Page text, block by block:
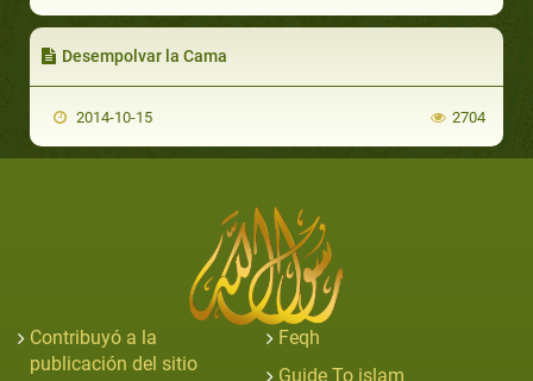
Desempolvar la Cama
2014-10-15 2704
Contribuyó a la
publicación del sitio
Feqh
Guide To islam